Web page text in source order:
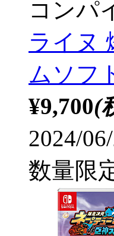
コンパ
ライヌ
ムソフ
¥9,700(
2024/
数量限